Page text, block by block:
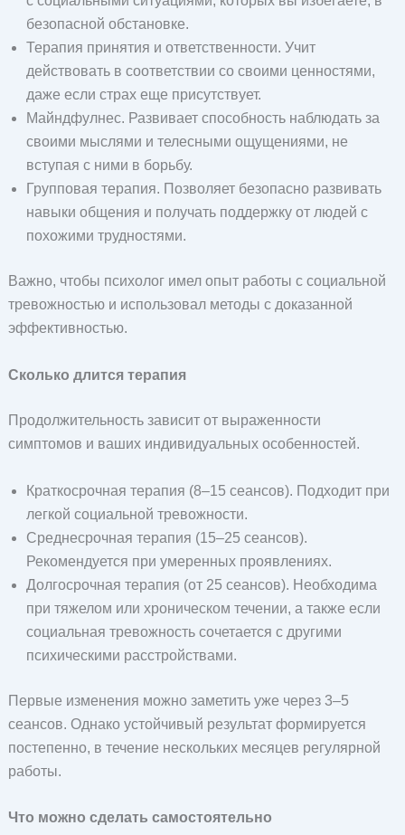
безопасной обстановке.
Терапия принятия и ответственности. Учит
действовать в соответствии со своими ценностями,
даже если страх еще присутствует.
Майндфулнес. Развивает способность наблюдать за
своими мыслями и телесными ощущениями, не
вступая с ними в борьбу.
Групповая терапия. Позволяет безопасно развивать
навыки общения и получать поддержку от людей с
похожими трудностями.
Важно, чтобы психолог имел опыт работы с социальной
тревожностью и использовал методы с доказанной
эффективностью.
Сколько длится терапия
Продолжительность зависит от выраженности
симптомов и ваших индивидуальных особенностей.
Краткосрочная терапия (8–15 сеансов). Подходит при
легкой социальной тревожности.
Среднесрочная терапия (15–25 сеансов).
Рекомендуется при умеренных проявлениях.
Долгосрочная терапия (от 25 сеансов). Необходима
при тяжелом или хроническом течении, а также если
социальная тревожность сочетается с другими
психическими расстройствами.
Первые изменения можно заметить уже через 3–5
сеансов. Однако устойчивый результат формируется
постепенно, в течение нескольких месяцев регулярной
работы.
Что можно сделать самостоятельно